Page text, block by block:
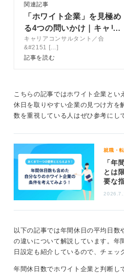
自分にとって最良の仕事を考
しかし、その条件だけで本当に
分自身で考えてみることが重要
世間一般でいわれる「ホワイト
がります。
いわゆるホワイト企業でつまら
り、興味を持てる仕事ができる
場合もあります。
もちろん、条件がよく、やりが
るのが最も良いですが、まずは
とは何か」を、もっと幅広く考
関連記事
「ホワイト企業」を見極め
る4つの問いかけ｜キャリ
コンサルタント渡部さんが
伝授
キャリアコンサルタント／合
&#2151 […]
記事を読む
こちらの記事ではホワイト企業とい
休日を取りやすい企業の見つけ方を
数を重視している人はぜひ参考にし
就職・
「年
とは
要な
以下の記事では年間休日の平均日数
の違いについて解説しています。年
日設定も紹介しているので、チェッ
年間休日数でホワイト企業と判断し